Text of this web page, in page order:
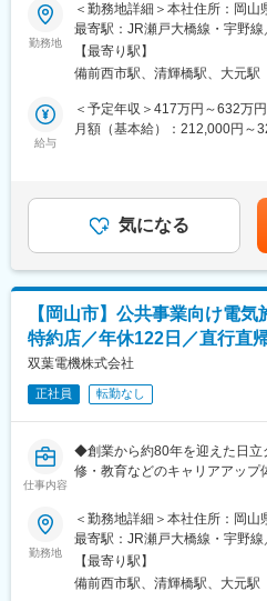
変更の範囲：会社の定める業務
■部署構成：
＜環境エンジニアリング部 二
6人（男4人女2人）
最終面接後に、これまでのご
をご用意いたします。
職場は広々とした新しく綺麗
他の部署とのコミュニケーシ
力し合える風土があります。
置き型社食等も導入し社内コミ
でなく、企業内保育園も社会に
事にしている会社です。
変更の範囲：会社の定める業務
■募集背景：
当社では現在、GX／DX事業を
つ」と位置づけ、本格的な事
す。
製造業を中心としたお客様を
り、脱炭素への対応や業務効率
供できる存在へと進化していく
そのためにも、事業を「これ
募集します。
■業務内容：
・製造業を中心としたお客様企
のサポート
・お客様の業務課題や現状整理
構想検討の支援
・受注したDX関連案件におい
としてプロジェクト推進を担当
・プロジェクト計画の整理・資
調整・連携
・進捗状況の把握および課題・
・プロジェクトを通じて得た
献
勤務地
＜勤務地詳細＞本社住所：岡
最寄駅：JR瀬戸大橋線・宇野
全面禁煙変更の範囲：会社の定
む）
【最寄り駅】
備前西市駅、清輝橋駅、大元駅
給与
＜予定年収＞417万円～632万
月額（基本給）：212,000円～
与については役職により変わり
これまでのご経験やスキルを
ご用意いたします。 ■昇給：年
（上期12月・下期3月／過去実
も目安の金額であり、選考を通
月給(月額)は固定手当を含めた
気になる
【岡山市】公共事業向け電
特約店／年休122日／直行直
双葉電機株式会社
正社員 転勤なし
仕事内容
◆創業から約80年を迎えた日
修・教育などのキャリアアッ
■業務内容：
官公庁向けに、各種インフラ
の更新や新規設置の工事を行い
修理・点検・取替のニーズを把
勤務地
＜勤務地詳細＞本社住所：岡
最寄駅：JR瀬戸大橋線・宇野
全面禁煙変更の範囲：会社の定
む）
【最寄り駅】
備前西市駅、清輝橋駅、大元駅